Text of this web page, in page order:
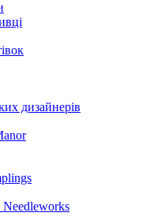
дизайнерів
Needleworks